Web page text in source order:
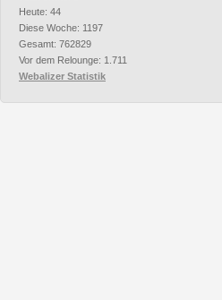
Heute: 44
Diese Woche: 1197
Gesamt: 762829
Vor dem Relounge: 1.711
Webalizer Statistik